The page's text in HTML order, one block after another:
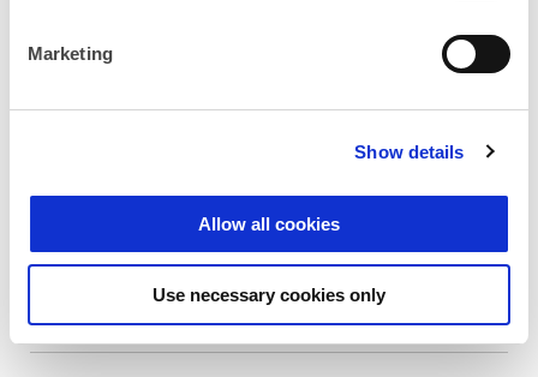
Marketing
Show details
Allow all cookies
Use necessary cookies only
因为弄错了国家/地区的注册，想要进行更
改。
因为弄错可出生日期，想要进行更改。